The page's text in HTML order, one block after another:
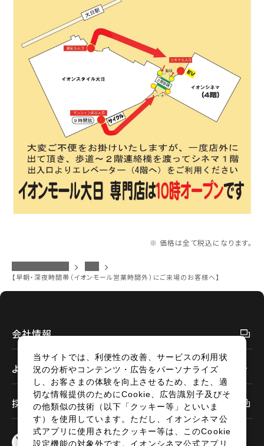
チケットの購入は下記リンクより、ご覧になりたい作品を選
択しご購入ください。
上映スケジュールを確認する
その他の劇場を選ぶ
無料のワタシアターライト会員もあります。
予約を確認・変更する
チケットの予約状況の確認及び予約を変更したい場合は、
閉じる
都道府県から選ぶ
北海道
関東
北越
中国・四国
九州
閉じる
※ 価格は全て税込になります。
【早朝・深夜時間帯（イオンモール営業時間外）にご来場のお客様へ】
会社情報
よくあるご質問
採用情報
劇場を変更しますか？
劇場を変更すると、STEP2以降で選択いただいた情報は解除
されます。
変更しないで続ける 変更する
上映日を変更しますか？
上映日を変更すると、STEP3以降で選択いただいた情報は解
除されます。
変更しないで続ける 変更する
当サイトでは、利便性の改善、サービスの利用状
況の分析やコンテンツ・広告をパーソナライズ
し、お客さまの体験を向上させるため、また、適
切な情報提供のためにCookie、広告識別子及びそ
の他類似の技術（以下「クッキー等」といいま
す）を使用しています。ただし、イオンシネマ公
式アプリに使用されたクッキー等は、このCookie
設定機能の対象外です。イオンシネマ公式アプリ